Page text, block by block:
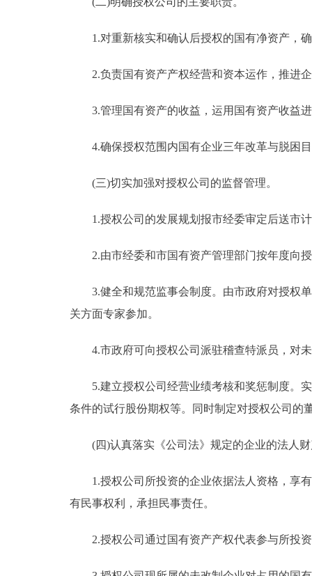
1.对重新核实和确认后授权的国有净资产，确
2.负责国有资产产权经营和资本运作，推进企
3.管理国有资产的收益，运用国有资产收益进
4.确保授权范围内国有企业三年改革与脱困目
(三)切实加强对授权公司的监督管理。
1.授权公司的发展规划报市经委审定后送市计
2.由市经委和市国有资产管理部门按年度向授
3.健全和规范监事会制度。由市政府对授权单
关方面专家参加。
4.市政府可向授权公司派驻稽查特派员，对未
5.建立授权公司经营业绩考核和奖惩制度。实
条件的试行股份期权等。同时制定对授权公司的
(四)认真落实《公司法》规定的企业的法人财
1.授权公司所投资的企业依据法人资格，享有
有民事权利，承担民事责任。
2.授权公司通过国有资产产权代表参与所投资